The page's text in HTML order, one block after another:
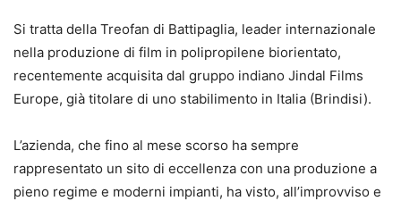
Si tratta della Treofan di Battipaglia, leader internazionale
nella produzione di film in polipropilene biorientato,
recentemente acquisita dal gruppo indiano Jindal Films
Europe, già titolare di uno stabilimento in Italia (Brindisi).
L’azienda, che fino al mese scorso ha sempre
rappresentato un sito di eccellenza con una produzione a
pieno regime e moderni impianti, ha visto, all’improvviso e